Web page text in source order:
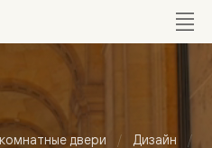
двери Дизайн